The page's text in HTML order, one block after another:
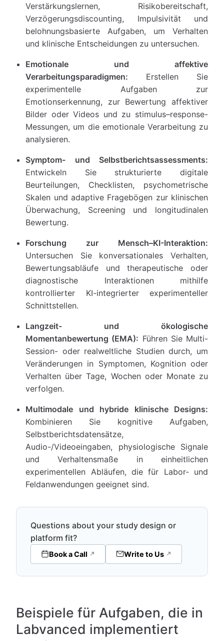
Verstärkungslernen, Risikobereitschaft,
Verzögerungsdiscounting, Impulsivität und
belohnungsbasierte Aufgaben, um Verhalten
und klinische Entscheidungen zu untersuchen.
Emotionale und affektive
Verarbeitungsparadigmen: Erstellen Sie
experimentelle Aufgaben zur
Emotionserkennung, zur Bewertung affektiver
Bilder oder Videos und zu stimulus–response-
Messungen, um die emotionale Verarbeitung zu
analysieren.
Symptom- und Selbstberichtsassessments:
Entwickeln Sie strukturierte digitale
Beurteilungen, Checklisten, psychometrische
Skalen und adaptive Fragebögen zur klinischen
Überwachung, Screening und longitudinalen
Bewertung.
Forschung zur Mensch–KI-Interaktion:
Untersuchen Sie konversationales Verhalten,
Bewertungsabläufe und therapeutische oder
diagnostische Interaktionen mithilfe
kontrollierter KI-integrierter experimenteller
Schnittstellen.
Langzeit- und ökologische
Momentanbewertung (EMA): Führen Sie Multi-
Session- oder realweltliche Studien durch, um
Veränderungen in Symptomen, Kognition oder
Verhalten über Tage, Wochen oder Monate zu
verfolgen.
Multimodale und hybride klinische Designs:
Kombinieren Sie kognitive Aufgaben,
Selbstberichtsdatensätze,
Audio-/Videoeingaben, physiologische Signale
und Verhaltensmaße in einheitlichen
experimentellen Abläufen, die für Labor- und
Feldanwendungen geeignet sind.
Questions about your study design or
platform fit?
Book a Call Write to Us
Beispiele für Aufgaben, die in
Labvanced implementiert